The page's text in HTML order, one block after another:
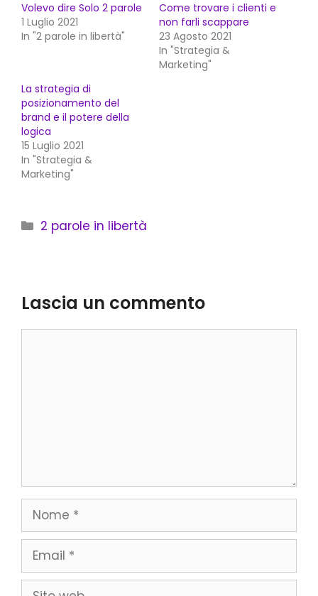
Volevo dire Solo 2 parole
1 Luglio 2021
In "2 parole in libertà"
Come trovare i clienti e
non farli scappare
23 Agosto 2021
In "Strategia &
Marketing"
La strategia di
posizionamento del
brand e il potere della
logica
15 Luglio 2021
In "Strategia &
Marketing"
Categorie
2 parole in libertà
Lascia un commento
Nome
Email
Sito